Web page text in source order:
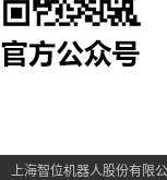
上海智位机器人股份有限